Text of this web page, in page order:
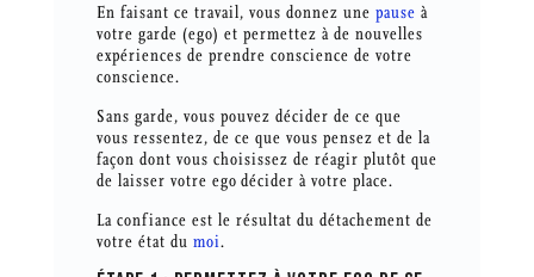
En faisant ce travail, vous donnez une pause à
votre garde (ego) et permettez à de nouvelles
expériences de prendre conscience de votre
conscience.
Sans garde, vous pouvez décider de ce que
vous ressentez, de ce que vous pensez et de la
façon dont vous choisissez de réagir plutôt que
de laisser votre ego décider à votre place.
La confiance est le résultat du détachement de
votre état du moi.